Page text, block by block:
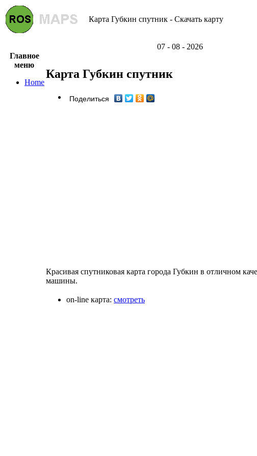
Карта Губкин спутник - Скачать карту
07 - 08 - 2026
Главное
меню
Home
Карта Губкин спутник
Поделиться
Красивая спутниковая карта города Губкин в отличном
машины.
on-line карта: смотреть